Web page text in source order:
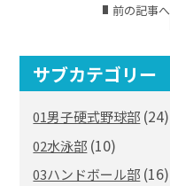
前の記事へ
サブカテゴリー
01男子硬式野球部 (24)
02水泳部 (10)
03ハンドボール部 (16)